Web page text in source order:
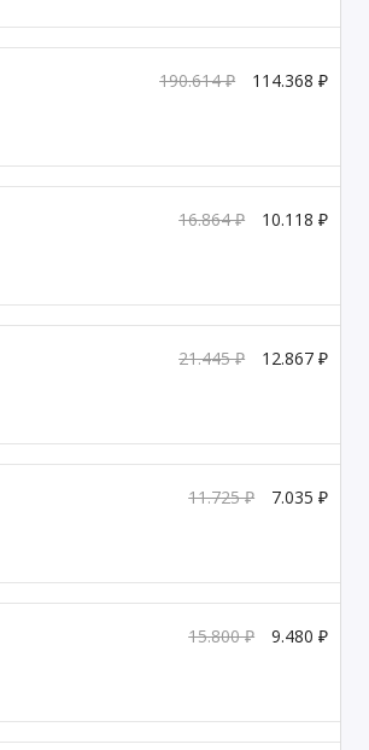
190.614 ₽ 114.368 ₽
16.864 ₽ 10.118 ₽
21.445 ₽ 12.867 ₽
11.725 ₽ 7.035 ₽
15.800 ₽ 9.480 ₽